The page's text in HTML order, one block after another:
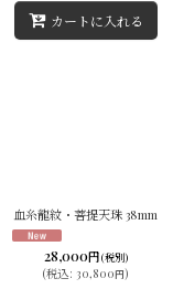
カートに入れる
血糸龍紋・菩提天珠 38mm
28,000円(税別)
(税込: 30,800円)